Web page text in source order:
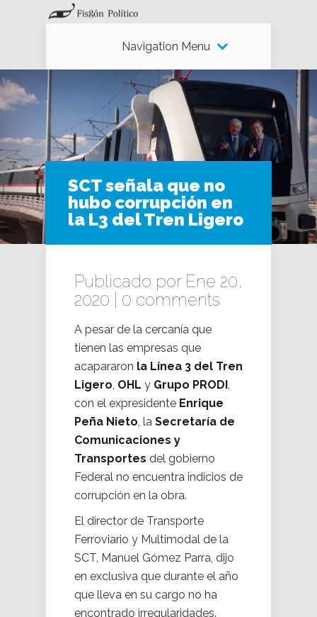
Navigation Menu
SCT señala que no
hubo corrupción en
la L3 del Tren Ligero
Publicado por Ene 20,
2020 | 0 comments
A pesar de la cercanía que
tienen las empresas que
acapararon la Línea 3 del Tren
Ligero, OHL y Grupo PRODI ,
con el expresidente Enrique
Peña Nieto, la Secretaría de
Comunicaciones y
Transportes del gobierno
Federal no encuentra indicios de
corrupción en la obra.
El director de Transporte
Ferroviario y Multimodal de la
SCT, Manuel Gómez Parra, dijo
en exclusiva que durante el año
que lleva en su cargo no ha
encontrado irregularidades.